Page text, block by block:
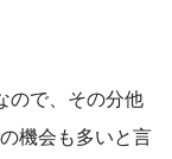
ので、その分他
機会も多いと言